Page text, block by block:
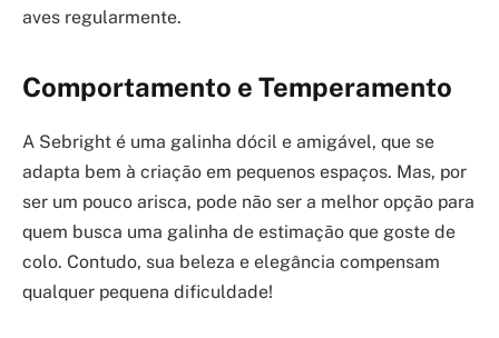
aves regularmente.
Comportamento e Temperamento
A Sebright é uma galinha dócil e amigável, que se
adapta bem à criação em pequenos espaços. Mas, por
ser um pouco arisca, pode não ser a melhor opção para
quem busca uma galinha de estimação que goste de
colo. Contudo, sua beleza e elegância compensam
qualquer pequena dificuldade!